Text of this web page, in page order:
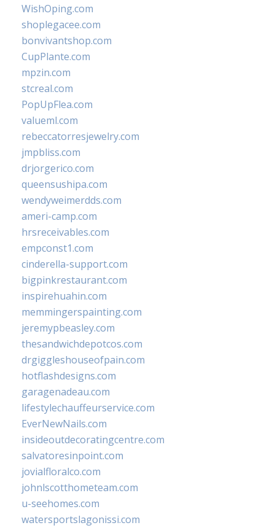
WishOping.com
shoplegacee.com
bonvivantshop.com
CupPlante.com
mpzin.com
stcreal.com
PopUpFlea.com
valueml.com
rebeccatorresjewelry.com
jmpbliss.com
drjorgerico.com
queensushipa.com
wendyweimerdds.com
ameri-camp.com
hrsreceivables.com
empconst1.com
cinderella-support.com
bigpinkrestaurant.com
inspirehuahin.com
memmingerspainting.com
jeremypbeasley.com
thesandwichdepotcos.com
drgiggleshouseofpain.com
hotflashdesigns.com
garagenadeau.com
lifestylechauffeurservice.com
EverNewNails.com
insideoutdecoratingcentre.com
salvatoresinpoint.com
jovialfloralco.com
johnlscotthometeam.com
u-seehomes.com
watersportslagonissi.com